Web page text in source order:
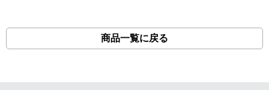
商品一覧に戻る